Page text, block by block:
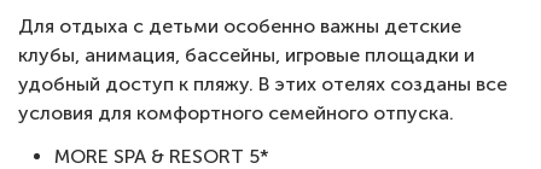
Для отдыха с детьми особенно важны детские
клубы, анимация, бассейны, игровые площадки и
удобный доступ к пляжу. В этих отелях созданы все
условия для комфортного семейного отпуска.
MORE SPA & RESORT 5*